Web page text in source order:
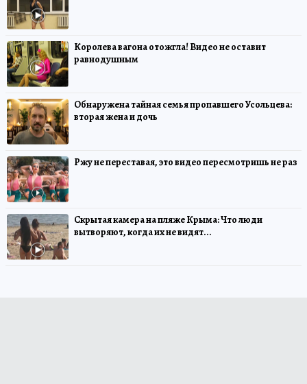
Королева вагона отожгла! Видео не оставит
равнодушным
Обнаружена тайная семья пропавшего Усольцева:
вторая жена и дочь
Ржу не переставая, это видео пересмотришь не раз
Скрытая камера на пляже Крыма: Что люди
вытворяют, когда их не видят...